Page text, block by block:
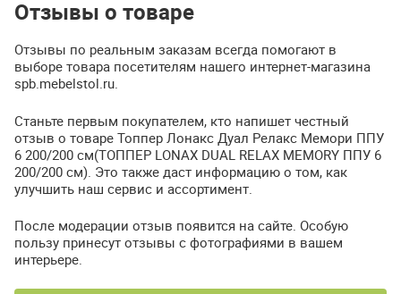
Отзывы о товаре
Отзывы по реальным заказам всегда помогают в
выборе товара посетителям нашего интернет-магазина
spb.mebelstol.ru.
Станьте первым покупателем, кто напишет честный
отзыв о товаре Топпер Лонакс Дуал Релакс Мемори ППУ
6 200/200 см(ТОППЕР LONAX DUAL RELAX MEMORY ППУ 6
200/200 см). Это также даст информацию о том, как
улучшить наш сервис и ассортимент.
После модерации отзыв появится на сайте. Особую
пользу принесут отзывы с фотографиями в вашем
интерьере.